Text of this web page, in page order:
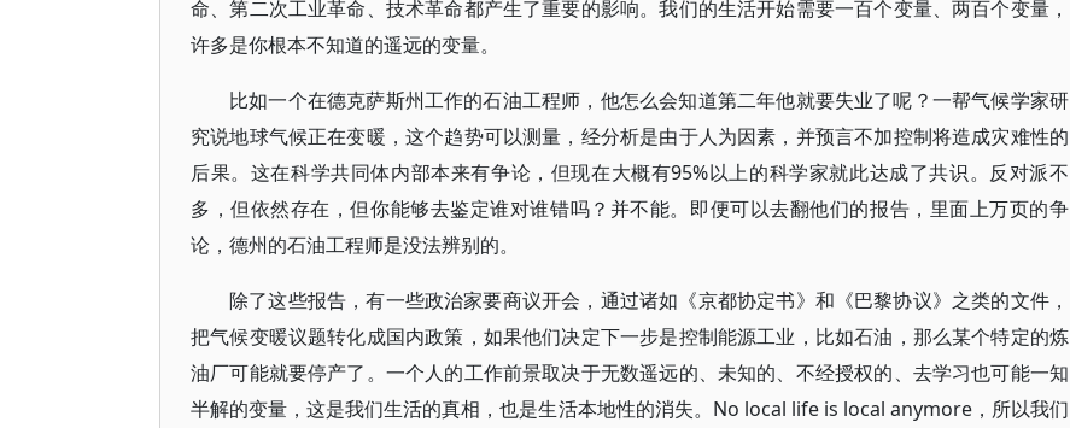
命、第二次工业革命、技术革命都产生了重要的影响。我们的生活开始需要一百个变量、两百个变量，
许多是你根本不知道的遥远的变量。
比如一个在德克萨斯州工作的石油工程师，他怎么会知道第二年他就要失业了呢？一帮气候学家研
究说地球气候正在变暖，这个趋势可以测量，经分析是由于人为因素，并预言不加控制将造成灾难性的
后果。这在科学共同体内部本来有争论，但现在大概有95%以上的科学家就此达成了共识。反对派不
多，但依然存在，但你能够去鉴定谁对谁错吗？并不能。即便可以去翻他们的报告，里面上万页的争
论，德州的石油工程师是没法辨别的。
除了这些报告，有一些政治家要商议开会，通过诸如《京都协定书》和《巴黎协议》之类的文件，
把气候变暖议题转化成国内政策，如果他们决定下一步是控制能源工业，比如石油，那么某个特定的炼
油厂可能就要停产了。一个人的工作前景取决于无数遥远的、未知的、不经授权的、去学习也可能一知
半解的变量，这是我们生活的真相，也是生活本地性的消失。No local life is local anymore，所以我们